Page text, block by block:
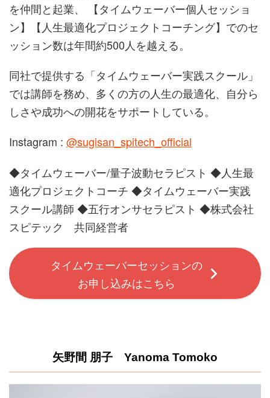
を仲間と起業、 【タイムウェーバー個人セッショ
ン】【人生最適化プロジェクトコーチング】でのセ
ッション数は年間約500人を越える。
同社で提供する「タイムウェーバー実践スクール」
では講師を務め、多くの方の人生の最適化、自分ら
しさや成功への開花をサポートしている。
Instagram : @sugisan_spitech_official
◆タイムウェーバー/量子波動セラピスト ◆人生最
適化プロジェクトコーチ ◆タイムウェーバー実践
スクール講師 ◆五行オンサセラピスト ◆株式会社
スピテック 共同経営者
タイムウェーバーセッションの
お申し込みはこちら
矢野間 朋子 Yanoma Tomoko